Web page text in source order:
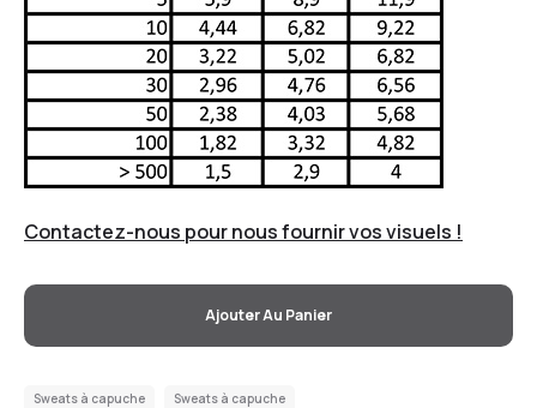
Contactez-nous pour nous fournir vos visuels !
Ajouter Au Panier
Sweats à capuche Sweats à capuche